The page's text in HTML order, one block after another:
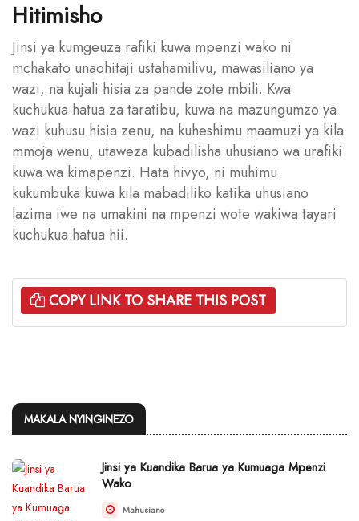
Hitimisho
Jinsi ya kumgeuza rafiki kuwa mpenzi wako ni
mchakato unaohitaji ustahamilivu, mawasiliano ya
wazi, na kujali hisia za pande zote mbili. Kwa
kuchukua hatua za taratibu, kuwa na mazungumzo ya
wazi kuhusu hisia zenu, na kuheshimu maamuzi ya kila
mmoja wenu, utaweza kubadilisha uhusiano wa urafiki
kuwa wa kimapenzi. Hata hivyo, ni muhimu
kukumbuka kuwa kila mabadiliko katika uhusiano
lazima iwe na umakini na mpenzi wote wakiwa tayari
kuchukua hatua hii.
COPY LINK TO SHARE THIS POST
MAKALA NYINGINEZO
Jinsi ya Kuandika Barua ya Kumuaga Mpenzi
Wako
Mahusiano